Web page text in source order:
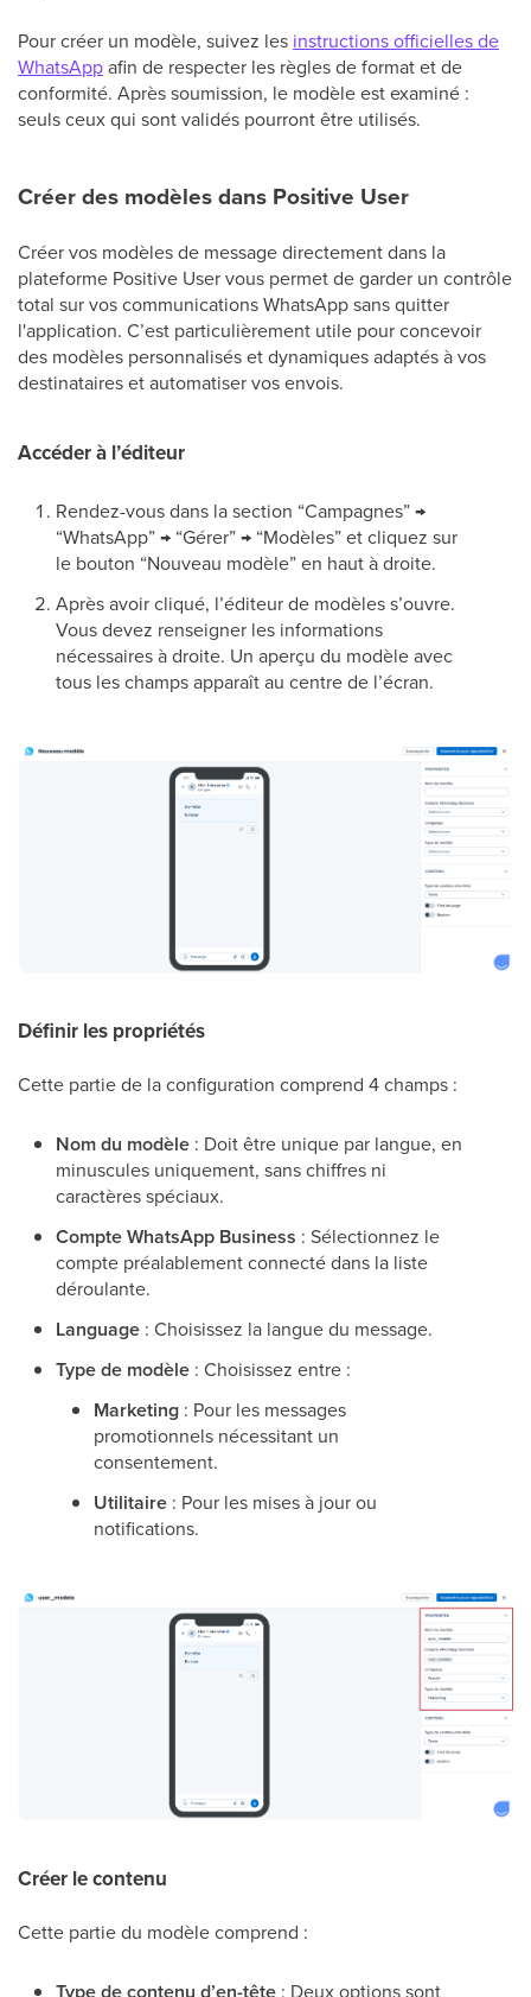
Pour créer un modèle, suivez les instructions officielles de
WhatsAppafin de respecter les règles de format et de
conformité. Après soumission, le modèle est examiné :
seuls ceux qui sont validés pourront être utilisés.
Créer des modèles dans Positive User
Créer vos modèles de message directement dans la
plateforme Positive User vous permet de garder un contrôle
total sur vos communications WhatsApp sans quitter
l'application. C’est particulièrement utile pour concevoir
des modèles personnalisés et dynamiques adaptés à vos
destinataires et automatiser vos envois.
Accéder à l’éditeur
Rendez-vous dans la section “Campagnes” →
“WhatsApp” → “Gérer” → “Modèles” et cliquez sur
le bouton “Nouveau modèle” en haut à droite.
Après avoir cliqué, l’éditeur de modèles s’ouvre.
Vous devez renseigner les informations
nécessaires à droite. Un aperçu du modèle avec
tous les champs apparaît au centre de l’écran.
Définir les propriétés
Cette partie de la configuration comprend 4 champs :
Nom du modèle : Doit être unique par langue, en
minuscules uniquement, sans chiffres ni
caractères spéciaux.
Compte WhatsApp Business : Sélectionnez le
compte préalablement connecté dans la liste
déroulante.
Language : Choisissez la langue du message.
Type de modèle : Choisissez entre :
Marketing : Pour les messages
promotionnels nécessitant un
consentement.
Utilitaire : Pour les mises à jour ou
notifications.
Créer le contenu
Cette partie du modèle comprend :
: Deux options sont